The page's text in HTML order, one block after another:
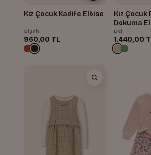
Kız Çocuk Kadife Elbise
Siyah
960,00 TL
Kız Çocuk
Dokuma
Takım
Bej
1.440,00